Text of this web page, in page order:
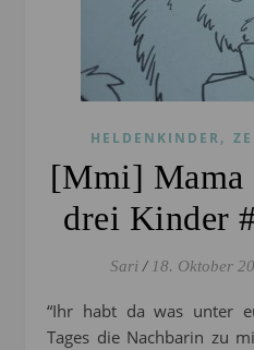
HELDENKINDER,
[Mmi] Mama
drei Kinder
Sari / 18. Oktober
“Ihr habt da was unter eurer Plane”, sagte eines
Tages die Nachbarin zu